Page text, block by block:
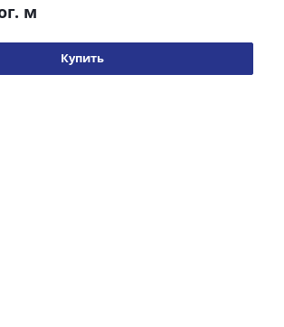
м
Купить